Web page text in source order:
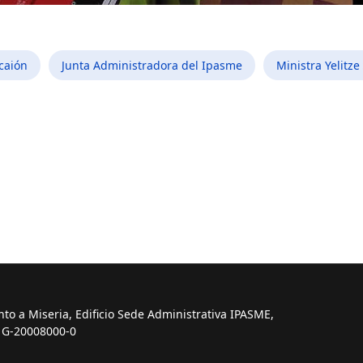
Junta Administradora del Ipasme Ministra Yelitze
Comunalización de la Educación en la Filven 2022
a Miseria, Edificio Sede Administrativa IPASME,
20008000-0